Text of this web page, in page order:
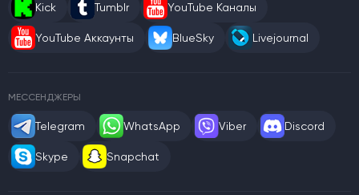
Kick Tumblr YouTube Каналы
YouTube Аккаунты BlueSky Livejournal
МЕССЕНДЖЕРЫ
Telegram WhatsApp Viber Discord
Skype Snapchat